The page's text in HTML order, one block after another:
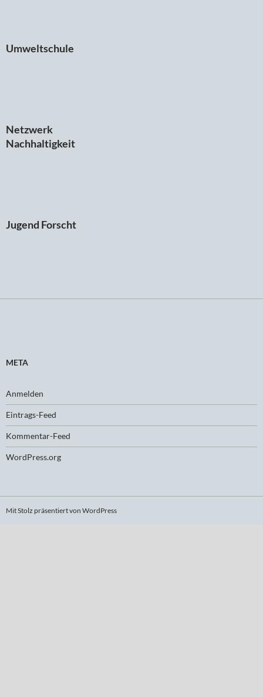
Umweltschule
Netzwerk
Nachhaltigkeit
Jugend Forscht
META
Anmelden
Eintrags-Feed
Kommentar-Feed
WordPress.org
Mit Stolz präsentiert von WordPress